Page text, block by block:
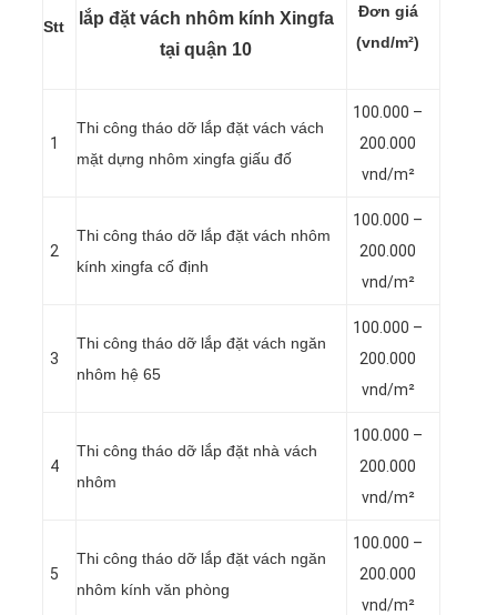
Stt
lắp đặt vách nhôm kính Xingfa
tại quận 10
Đơn giá
(vnd/m²)
1
Thi công tháo dỡ lắp đặt vách vách
mặt dựng nhôm xingfa giấu đố
100.000 –
200.000
vnd/m²
2
Thi công tháo dỡ lắp đặt vách nhôm
kính xingfa cố định
100.000 –
200.000
vnd/m²
3
Thi công tháo dỡ lắp đặt vách ngăn
nhôm hệ 65
100.000 –
200.000
vnd/m²
4
Thi công tháo dỡ lắp đặt nhà vách
nhôm
100.000 –
200.000
vnd/m²
5
Thi công tháo dỡ lắp đặt vách ngăn
nhôm kính văn phòng
100.000 –
200.000
vnd/m²